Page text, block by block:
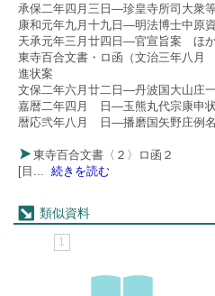
承保二年四月三日―珍皇寺所司大衆
康和元年九月十九日―明法博士中原
天承元年三月廿四日―官宣旨案 ほか
東寺百合文書・ロ函（文治三年八
進状案
文保二年六月廿二日―丹波国大山庄
嘉暦二年四月 日―玉熊丸代宗康申状
暦応弐年八月 日―播磨国矢野庄例
東寺百合文書〈２〉ロ函２
[目
続きを読む
類似資料
1